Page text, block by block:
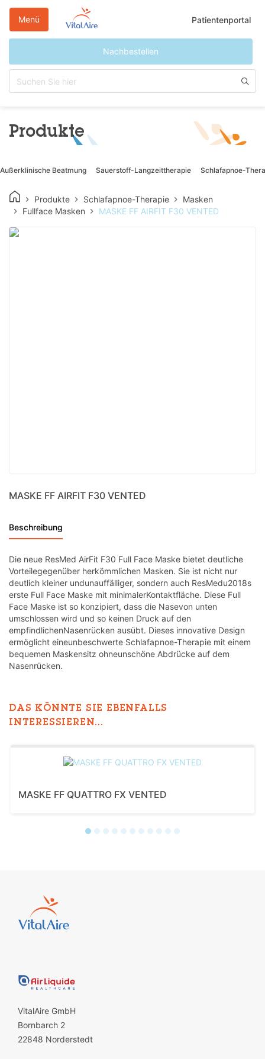
Patientenportal
Nachbestellen
Menü
Produkte
Außerklinische Beatmung Sauerstoff-Langzeittherapie Schlafapnoe-
Produkte Schlafapnoe-Therapie
Masken
Fullface Masken
MASKE FF AIRFIT F30 VENTED
MASKE FF AIRFIT F30 VENTED
Beschreibung
Die neue ResMed AirFit F30 Full Face Maske bietet deutliche
Vorteilegegenüber herkömmlichen Masken. Sie ist nicht nur
deutlich kleiner undunauffälliger, sondern auch ResMedu2018s
erste Full Face Maske mit minimalerKontaktfläche. Diese Full
Face Maske ist so konzipiert, dass die Nasevon unten
umschlossen wird und so keinen Druck auf den
empfindlichenNasenrücken ausübt. Dieses innovative Design
ermöglicht eineunbeschwerte Schlafapnoe-Therapie mit einem
bequemen Maskensitz ohneunschöne Abdrücke auf dem
Nasenrücken.
DAS KÖNNTE SIE EBENFALLS
INTERESSIEREN...
MASKE FF QUATTRO FX VENTED
VitalAire GmbH
Bornbarch 2
22848 Norderstedt